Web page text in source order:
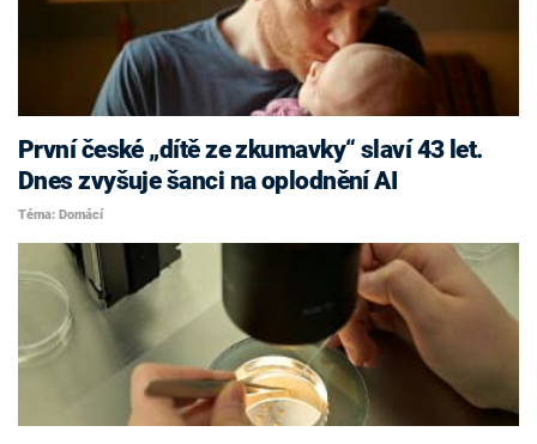
První české „dítě ze zkumavky“ slaví 43 let.
Dnes zvyšuje šanci na oplodnění AI
Téma: Domácí